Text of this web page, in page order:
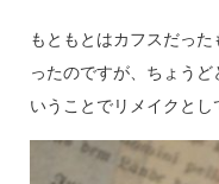
もともとはカフスだっ
ったのですが、ちょう
いうことでリメイクとし